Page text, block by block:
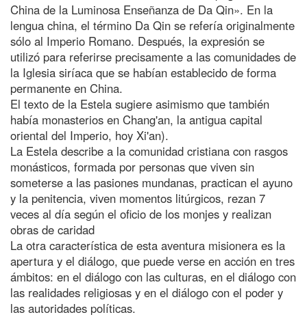
China de la Luminosa Enseñanza de Da Qin». En la
lengua china, el término Da Qin se refería originalmente
sólo al Imperio Romano. Después, la expresión se
utilizó para referirse precisamente a las comunidades de
la Iglesia siríaca que se habían establecido de forma
permanente en China.
El texto de la Estela sugiere asimismo que también
había monasterios en Chang'an, la antigua capital
oriental del Imperio, hoy Xi'an).
La Estela describe a la comunidad cristiana con rasgos
monásticos, formada por personas que viven sin
someterse a las pasiones mundanas, practican el ayuno
y la penitencia, viven momentos litúrgicos, rezan 7
veces al día según el oficio de los monjes y realizan
obras de caridad
La otra característica de esta aventura misionera es la
apertura y el diálogo, que puede verse en acción en tres
ámbitos: en el diálogo con las culturas, en el diálogo con
las realidades religiosas y en el diálogo con el poder y
las autoridades políticas.